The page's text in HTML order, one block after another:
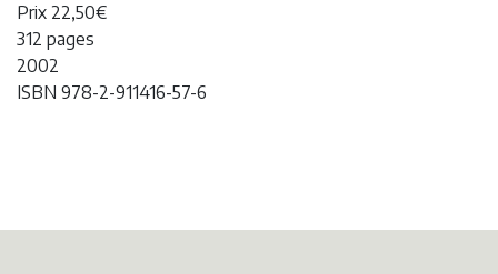
Prix 22,50€
312 pages
2002
ISBN 978-2-911416-57-6